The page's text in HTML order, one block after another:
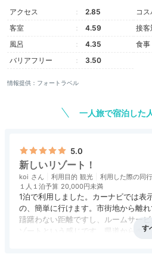
プール三昧の
ひととき
デラックスヴィラ
全室にプライベートプール付き
温に調整されているため、思う
きます。また敷地内にはプール
アクセス 2.85 コス
客室
4.59 接客
風呂
4.35 食事
バリアフリー
3.50
情報提供：フォートラベル
一人旅で宿泊した
5.0
新しいリゾート！
koi 利用目的 観光 利用した際の同
１人１泊予算 20,000円未満
1泊で利用しました。カーナビでは表
の、簡単に行けます。市街地から離
躊躇わない距離ですし、ルームサー
ゾートという感じです。県道からホ